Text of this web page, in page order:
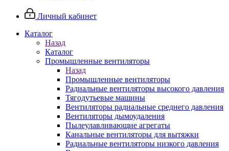
Личный кабинет
Каталог
Назад
Каталог
Промышленные вентиляторы
Назад
Промышленные вентиляторы
Радиальные вентиляторы высокого давления
Тягодутьевые машины
Вентиляторы радиальные среднего давления
Вентиляторы дымоудаления
Пылеулавливающие агрегаты
Канальные вентиляторы для вытяжки
Радиальные вентиляторы низкого давления